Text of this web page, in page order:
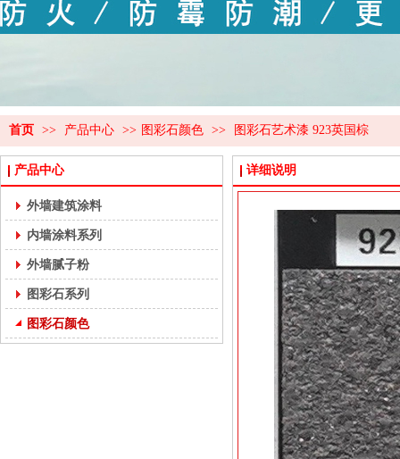
首页 >> 产品中心 >> 图彩石颜色 >> 图彩石艺术漆 923英国棕
产品中心
外墙建筑涂料
内墙涂料系列
外墙腻子粉
图彩石系列
图彩石颜色
详细说明